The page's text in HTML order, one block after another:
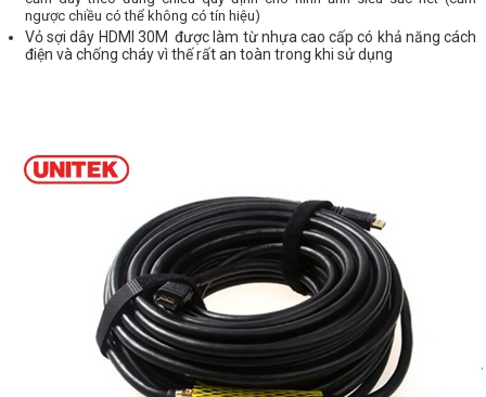
ngược chiều có thể không có tín hiệu)
Vỏ sợi dây HDMI 30M được làm từ nhựa cao cấp có khả năng cách
điện và chống cháy vì thế rất an toàn trong khi sử dụng